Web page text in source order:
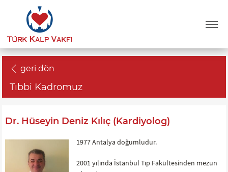
geri dön
Tıbbi Kadromuz
Dr. Hüseyin Deniz Kılıç (Kardiyolog)
1977 Antalya doğumludur.
2001 yılında İstanbul Tıp Fakültesinden mezun